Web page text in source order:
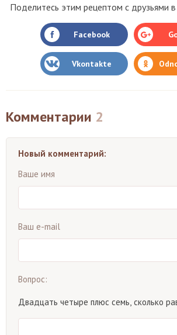
Поделитесь этим рецептом с друзьями
Facebook
Vkontakte
Комментарии 2
Новый комментарий:
Ваше имя
Ваш e-mail
Вопрос:
Двадцать четыре плюс семь, сколько